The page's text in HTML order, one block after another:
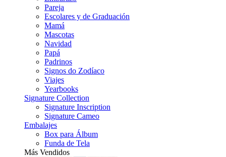
Pareja
Escolares y de Graduación
Mamá
Mascotas
Navidad
Papá
Padrinos
Signos do Zodíaco
Viajes
Yearbooks
Signature Collection
Signature Inscription
Signature Cameo
Embalajes
Box para Álbum
Funda de Tela
Más Vendidos